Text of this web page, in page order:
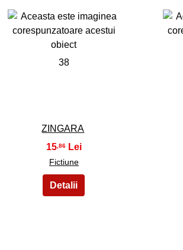
38
ZINGARA
15,86
Fictiune